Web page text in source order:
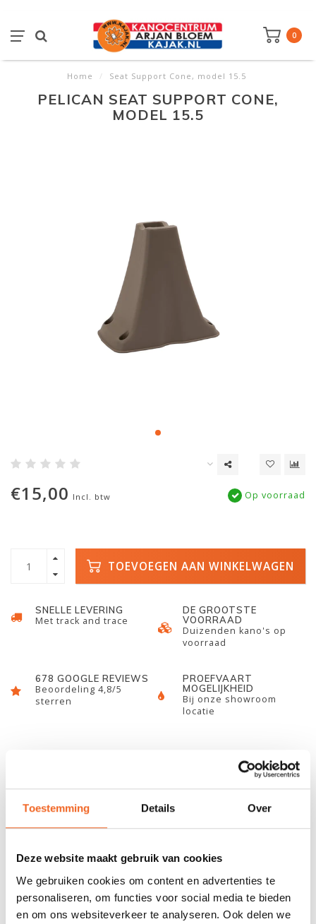
Toestemming Details Over
Deze website maakt gebruik van cookies
We gebruiken cookies om content en advertenties te
personaliseren, om functies voor social media te bieden
en om ons websiteverkeer te analyseren. Ook delen we
0
Home / Seat Support Cone, model 15.5
PELICAN SEAT SUPPORT CONE,
MODEL 15.5
€15,00 Incl. btw Op voorraad
TOEVOEGEN AAN WINKELWAGEN
SNELLE LEVERING
Met track and trace
DE GROOTSTE
VOORRAAD
Duizenden kano's op
voorraad
678 GOOGLE REVIEWS
Beoordeling 4,8/5
sterren
PROEFVAART
MOGELIJKHEID
Bij onze showroom
locatie
REVIEWS
Nog niet gewaardeerd